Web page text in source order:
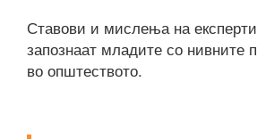
Ставови и мислења на експерти
запознаат младите со нивните
во општеството.